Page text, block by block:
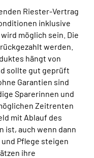
Riester-Vertrag
inklusive
möglich sein. Die
werden.
hängt von
sollte gut geprüft
Garantien sind
Sparerinnen und
Zeitrenten
mit Ablauf des
ist, auch wenn dann
Pflege steigen
ihre